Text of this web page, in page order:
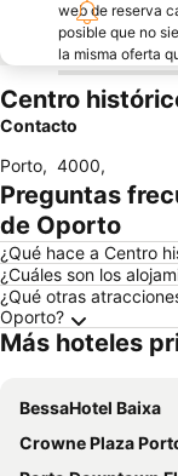
web de reserva
posible que no
la misma oferta
Centro
Contacto
Porto, 4000,
Preguntas
de Oporto
¿Qué hace a Centro
¿Cuáles son los
¿Qué otras
Oporto?
Más hoteles
BessaHotel Baixa
Crowne Plaza